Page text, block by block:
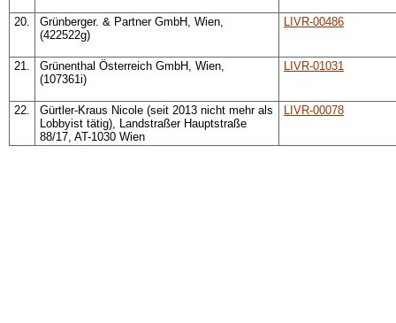
20.
Grünberger. & Partner GmbH, Wien,
(422522g)
LIVR-00486
21.
Grünenthal Österreich GmbH, Wien,
(107361i)
LIVR-01031
22.
Gürtler-Kraus Nicole (seit 2013 nicht mehr als
Lobbyist tätig), Landstraßer Hauptstraße
88/17, AT-1030 Wien
LIVR-00078